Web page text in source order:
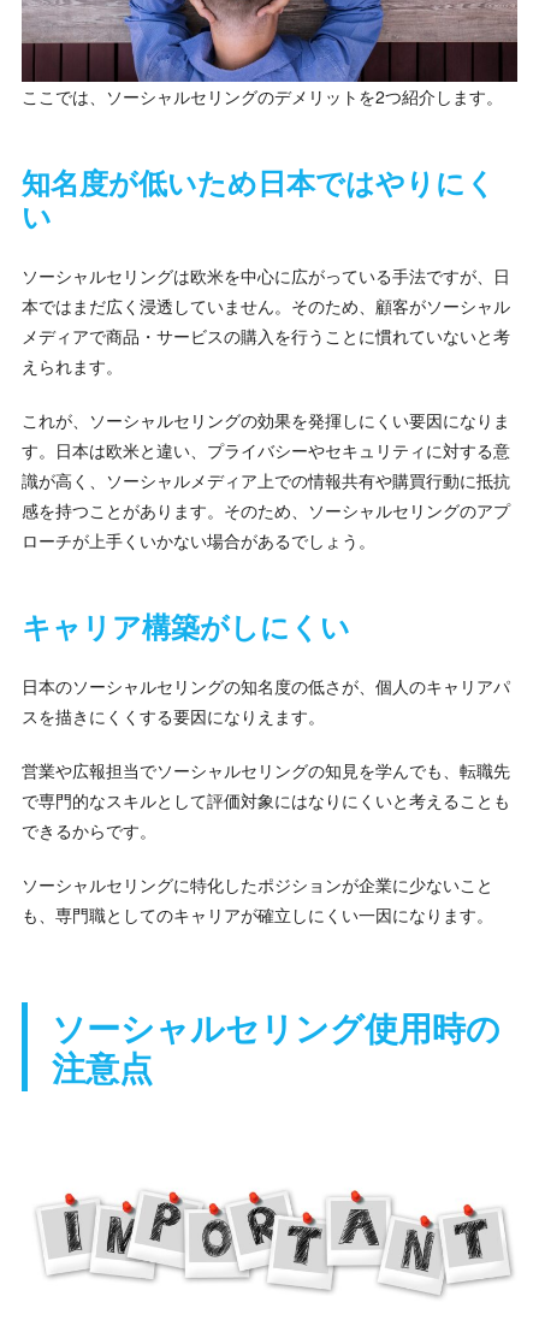
ここでは、ソーシャルセリングのデメリットを2つ紹介します。
知名度が低いため日本ではやりにく
い
ソーシャルセリングは欧米を中心に広がっている手法ですが、日
本ではまだ広く浸透していません。そのため、顧客がソーシャル
メディアで商品・サービスの購入を行うことに慣れていないと考
えられます。
これが、ソーシャルセリングの効果を発揮しにくい要因になりま
す。日本は欧米と違い、プライバシーやセキュリティに対する意
識が高く、ソーシャルメディア上での情報共有や購買行動に抵抗
感を持つことがあります。そのため、ソーシャルセリングのアプ
ローチが上手くいかない場合があるでしょう。
キャリア構築がしにくい
日本のソーシャルセリングの知名度の低さが、個人のキャリアパ
スを描きにくくする要因になりえます。
営業や広報担当でソーシャルセリングの知見を学んでも、転職先
で専門的なスキルとして評価対象にはなりにくいと考えることも
できるからです。
ソーシャルセリングに特化したポジションが企業に少ないこと
も、専門職としてのキャリアが確立しにくい一因になります。
ソーシャルセリング使用時の
注意点